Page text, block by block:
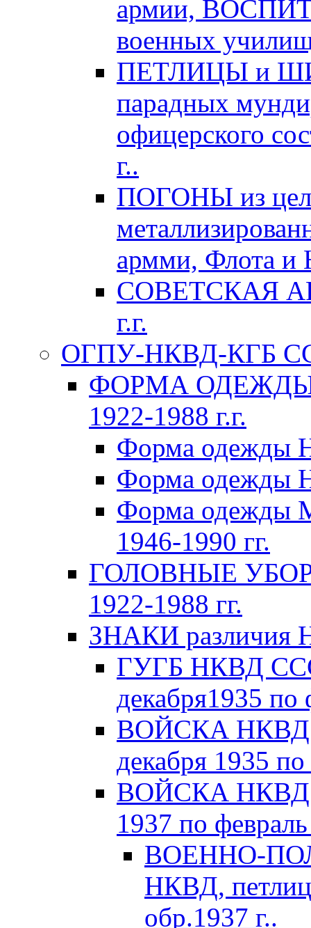
армии,
военных
ПЕТЛИЦЫ и
парадных
офицерского
г..
ПОГОНЫ из
армми, Флота и
СОВЕТСКАЯ
г.г.
ОГПУ-НКВД-КГБ
ФОРМА ОДЕЖДЫ
1922-1988 г.г.
Форма одежды
Форма одежды
Форма
1946-1990 гг.
ГОЛОВНЫЕ
1922-1988 гг.
ЗНАКИ различия
ГУГБ НКВД
декабря1935 по
ВОЙСКА НКВД
декабря 1935
ВОЙСКА НКВД
1937 по
ВОЕННО-
НКВД,
обр.1937 г..